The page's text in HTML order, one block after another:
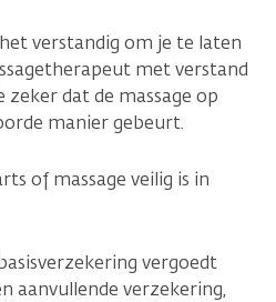
verstandig om je te laten
met verstand
zeker dat de massage op
manier gebeurt.
of massage veilig is in
vergoedt
aanvullende verzekering,